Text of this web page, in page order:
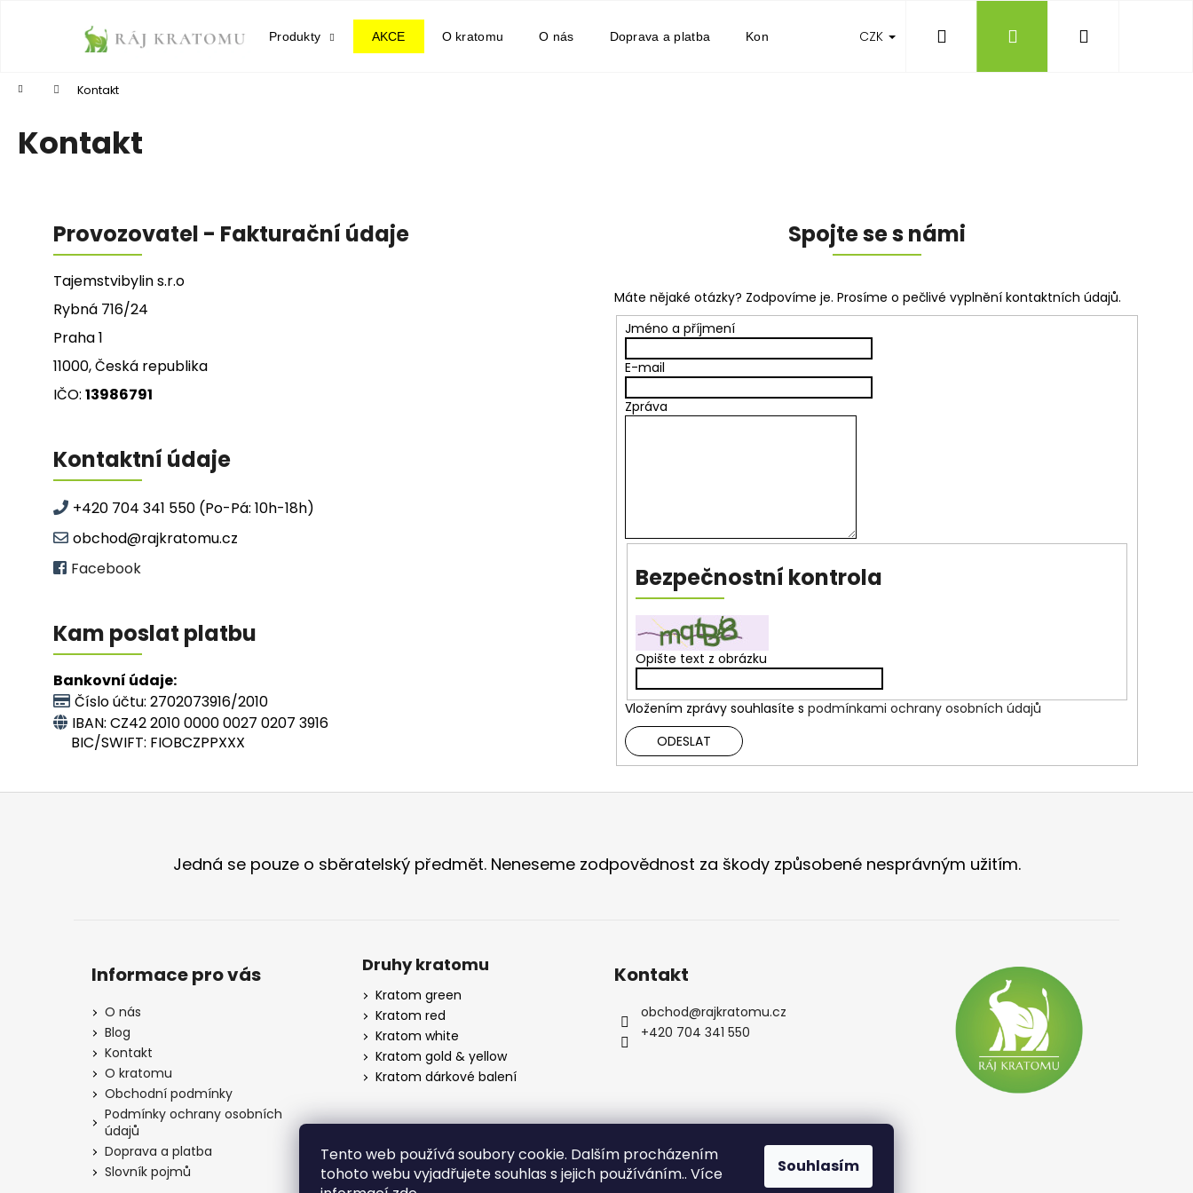
Tento web používá soubory cookie. Dalším procházením
tohoto webu vyjadřujete souhlas s jejich používáním.. Více
Souhlasím
Produkty AKCE O kratomu O nás Doprava a platba Kontakt CZK Hledat PřihlášeníNákupní
Domů Kontakt
Kontakt
Provozovatel - Fakturační údaje
Tajemstvibylin s.r.o
Rybná 716/24
Praha 1
11000, Česká republika
IČO: 13986791
Kontaktní údaje
+420 704 341 550 (Po-Pá: 10h-18h)
obchod@rajkratomu.cz
Facebook
Kam poslat platbu
Bankovní údaje:
Číslo účtu: 2702073916/2010
IBAN: CZ42 2010 0000 0027 0207 3916
BIC/SWIFT: FIOBCZPPXXX
Spojte se s námi
Máte nějaké otázky? Zodpovíme je. Prosíme o pečlivé vyplnění kontaktních údajů.
Jméno a příjmení
E-mail
Zpráva
Bezpečnostní kontrola
Opište text z obrázku
Vložením zprávy souhlasíte s podmínkami ochrany osobních údajů
ODESLAT
Zpět
obchodu
Zpět
obchodu
KRATOM MAENG DA GREEN (ZELENÝ) -
EXTRA JOSS - INDONÉSKÝ ENERGEŤÁK
Z
Jedná se pouze o sběratelský předmět. Neneseme zodpovědnost za škody způsobené nesprávným užitím.
Informace pro vás
O nás
Blog
Kontakt
O kratomu
Obchodní podmínky
Podmínky ochrany osobních
údajů
Doprava a platba
Slovník pojmů
Druhy kratomu
Kratom green
Kratom red
Kratom white
Kratom gold & yellow
Kratom dárkové balení
Kontakt
obchod@rajkratomu.cz
+420 704 341 550